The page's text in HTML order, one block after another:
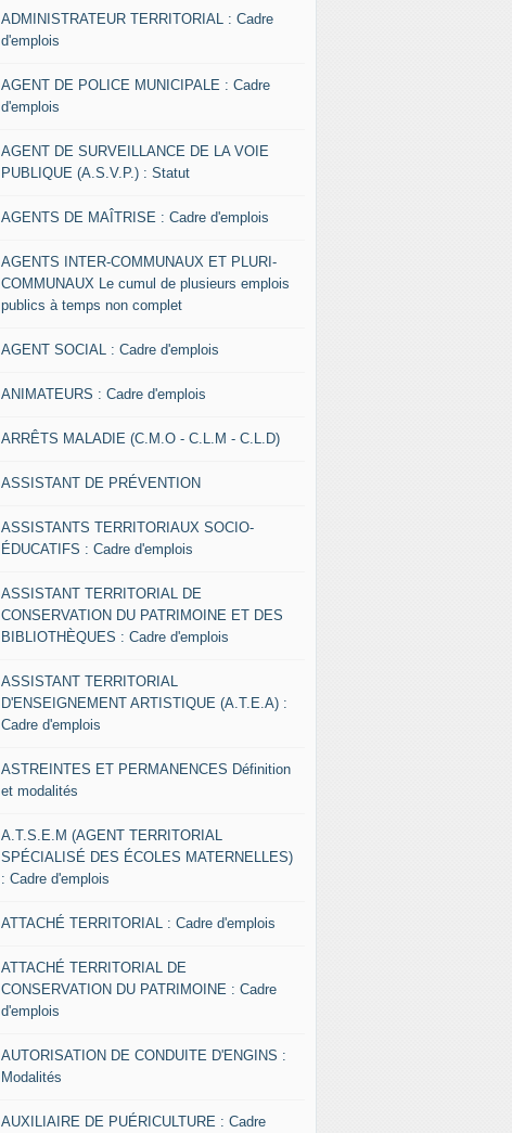
ADMINISTRATEUR TERRITORIAL : Cadre
d'emplois
AGENT DE POLICE MUNICIPALE : Cadre
d'emplois
AGENT DE SURVEILLANCE DE LA VOIE
PUBLIQUE (A.S.V.P.) : Statut
AGENTS DE MAÎTRISE : Cadre d'emplois
AGENTS INTER-COMMUNAUX ET PLURI-
COMMUNAUX Le cumul de plusieurs emplois
publics à temps non complet
AGENT SOCIAL : Cadre d'emplois
ANIMATEURS : Cadre d'emplois
ARRÊTS MALADIE (C.M.O - C.L.M - C.L.D)
ASSISTANT DE PRÉVENTION
ASSISTANTS TERRITORIAUX SOCIO-
ÉDUCATIFS : Cadre d'emplois
ASSISTANT TERRITORIAL DE
CONSERVATION DU PATRIMOINE ET DES
BIBLIOTHÈQUES : Cadre d'emplois
ASSISTANT TERRITORIAL
D'ENSEIGNEMENT ARTISTIQUE (A.T.E.A) :
Cadre d'emplois
ASTREINTES ET PERMANENCES Définition
et modalités
A.T.S.E.M (AGENT TERRITORIAL
SPÉCIALISÉ DES ÉCOLES MATERNELLES)
: Cadre d'emplois
ATTACHÉ TERRITORIAL : Cadre d'emplois
ATTACHÉ TERRITORIAL DE
CONSERVATION DU PATRIMOINE : Cadre
d'emplois
AUTORISATION DE CONDUITE D'ENGINS :
Modalités
AUXILIAIRE DE PUÉRICULTURE : Cadre